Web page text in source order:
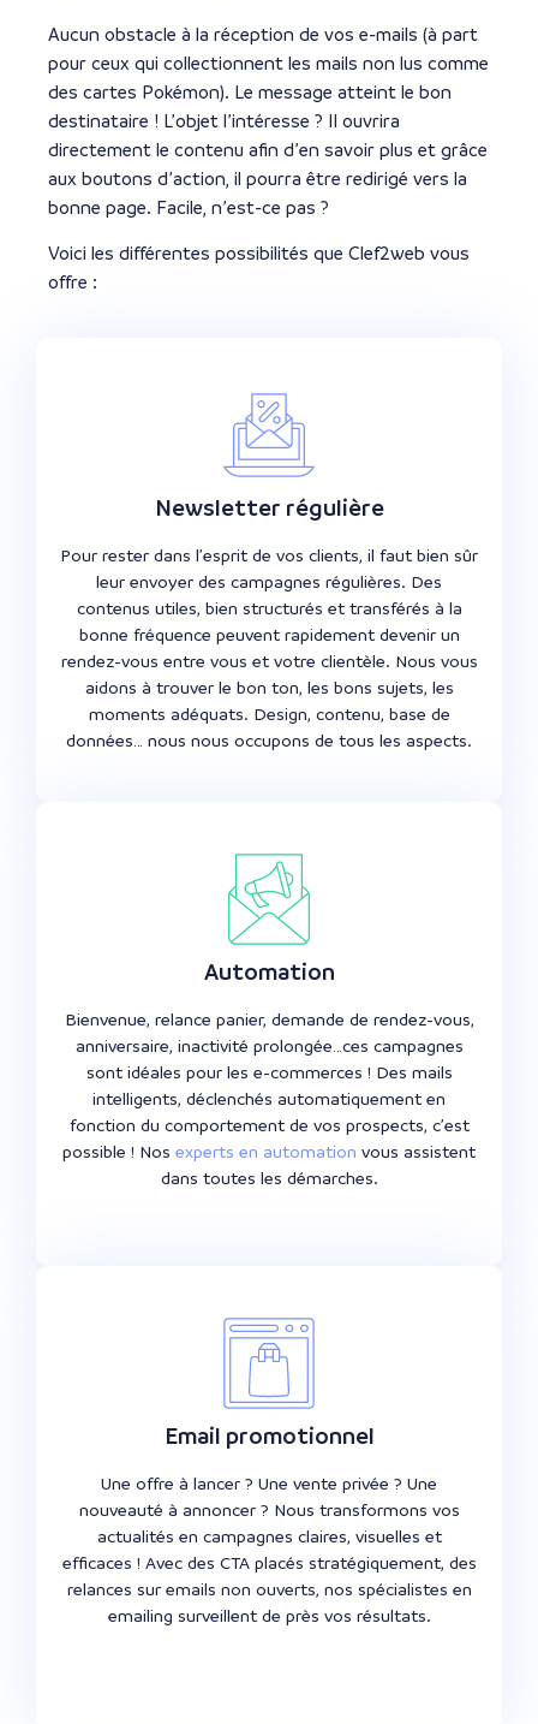
Aucun obstacle à la réception de vos e-mails (à part
pour ceux qui collectionnent les mails non lus comme
des cartes Pokémon). Le message atteint le bon
destinataire ! L’objet l’intéresse ? Il ouvrira
directement le contenu afin d’en savoir plus et grâce
aux boutons d’action, il pourra être redirigé vers la
bonne page. Facile, n’est-ce pas ?
Voici les différentes possibilités que Clef2web vous
offre :
Newsletter régulière
Pour rester dans l’esprit de vos clients, il faut bien sûr
leur envoyer des campagnes régulières. Des
contenus utiles, bien structurés et transférés à la
bonne fréquence peuvent rapidement devenir un
rendez-vous entre vous et votre clientèle. Nous vous
aidons à trouver le bon ton, les bons sujets, les
moments adéquats. Design, contenu, base de
données… nous nous occupons de tous les aspects.
Automation
Bienvenue, relance panier, demande de rendez-vous,
anniversaire, inactivité prolongée…ces campagnes
sont idéales pour les e-commerces ! Des mails
intelligents, déclenchés automatiquement en
fonction du comportement de vos prospects, c’est
possible ! Nos experts en automation vous assistent
dans toutes les démarches.
Email promotionnel
Une offre à lancer ? Une vente privée ? Une
nouveauté à annoncer ? Nous transformons vos
actualités en campagnes claires, visuelles et
efficaces ! Avec des CTA placés stratégiquement, des
relances sur emails non ouverts, nos spécialistes en
emailing surveillent de près vos résultats.